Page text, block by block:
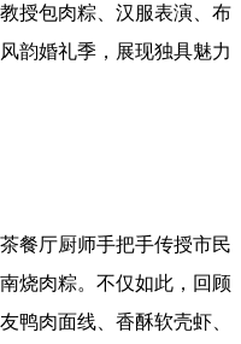
授包肉粽、汉服表演、布
韵婚礼季，展现独具魅力
厅厨师手把手传授市民
烧肉粽。不仅如此，回顾
鸭肉面线、香酥软壳虾、